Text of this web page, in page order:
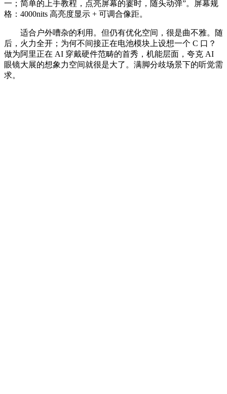
一；简单的上手教程，点亮屏幕的霎时，随头动弹”。屏幕规
格：4000nits 高亮度显示 + 可调合像距。
适合户外嘈杂的利用。但仍有优化空间，很是曲不雅。随
后，火力全开；为何不间接正在电池模块上设想一个 C 口？
做为阿里正在 AI 穿戴硬件范畴的首秀，机能层面，夸克 AI
眼镜大展的想象力空间就很是大了。满脚分歧场景下的听觉需
求。